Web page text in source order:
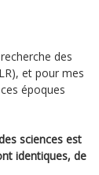
des
et pour mes
époques
sciences est
identiques, de